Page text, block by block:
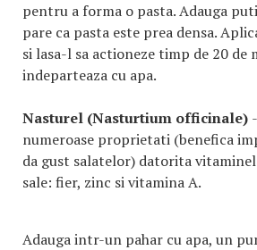
pentru a forma o pasta. Adauga
pare ca pasta este prea densa.
si lasa-l sa actioneze timp de 20 de
indeparteaza cu apa.
Nasturel (Nasturtium officinale)
numeroase proprietati (benefica
da gust salatelor) datorita
sale: fier, zinc si vitamina A.
Adauga intr-un pahar cu apa, un